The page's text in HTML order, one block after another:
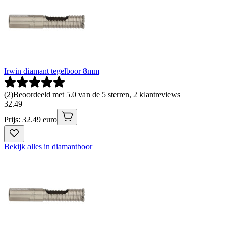
Irwin diamant tegelboor 8mm
(2)Beoordeeld met 5.0 van de 5 sterren, 2 klantreviews
32.49
Prijs: 32.49 euro
Bekijk alles in diamantboor